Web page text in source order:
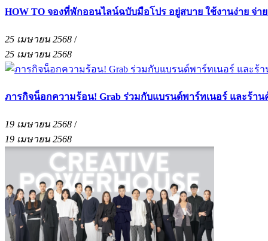
HOW TO จองที่พักออนไลน์ฉบับมือโปร อยู่สบาย ใช้งานง่าย จ่า
25 เมษายน 2568 /
25 เมษายน 2568
ภารกิจน็อกความร้อน! Grab ร่วมกับแบรนด์พาร์ทเนอร์ และร้า
19 เมษายน 2568 /
19 เมษายน 2568